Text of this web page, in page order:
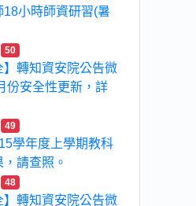
18小時師資研習(暑
50
】轉知資安院公告微
份安全性更新，詳
49
學年度上學期教科
請查照。
48
】轉知資安院公告微